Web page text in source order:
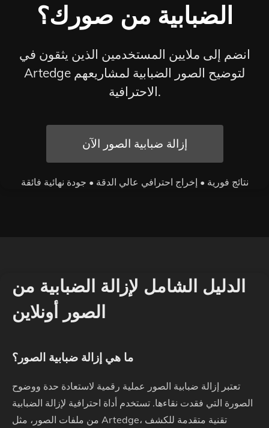
الضبابية من صورك؟
انضم إلى ملايين المستخدمين الذين يثقون في
Artedge لتوضيح الصور الضبابية لمشاريعهم
الاحترافية.
إزالة ضبابية الصور الآن
نتائج فورية • إخراج احترافي عالي الدقة • جودة نهائية فائقة
الدليل الشامل لإزالة الضبابية من
الصور أونلاين
ما هي إزالة ضبابية الصور؟
تعتبر إزالة ضبابية الصور عملية رقمية لاستعادة حدة ووضوح
الصورة التي فقدت نقاءها. تستخدم أداة احترافية لإزالة الضبابية
من ملفات الصور، مثل Artedge، تقنية متقدمة للكشف